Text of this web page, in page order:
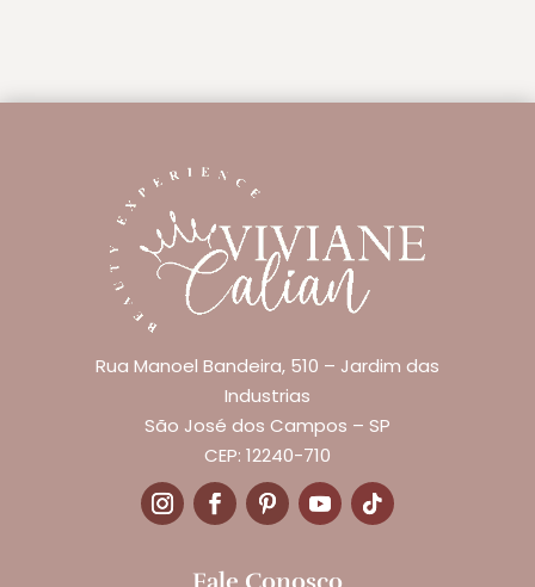
Rua Manoel Bandeira, 510 – Jardim das
Industrias
São José dos Campos – SP
CEP: 12240-710